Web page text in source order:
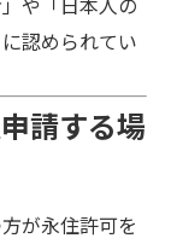
認められてい
請する場
が永住許可を